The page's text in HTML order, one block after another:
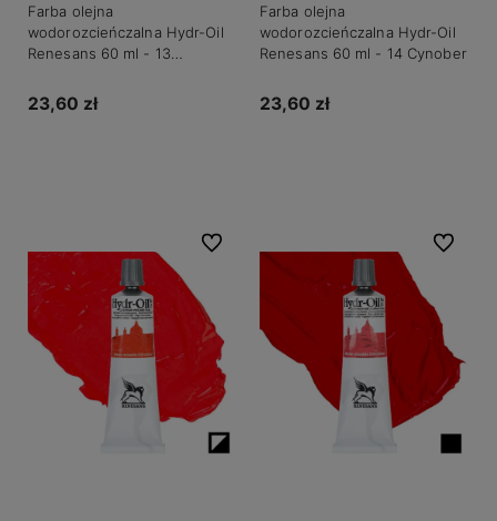
Farba olejna
wodorozcieńczalna Hydr-Oil
Renesans 60 ml - 13
23,60 zł
Farba olejna
wodorozcieńczalna Hydr-Oil
Renesans 60 ml - 14 Cynober
23,60 zł
Do ulubionych Do